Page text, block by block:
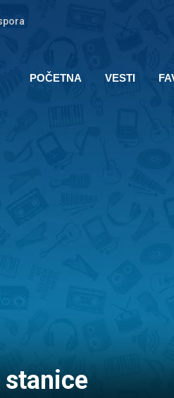
POČETNA VESTI
stanice